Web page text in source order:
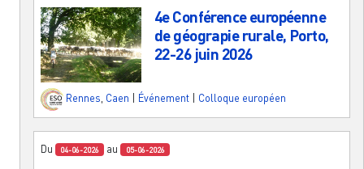
4e Conférence européenne
de géograpie rurale, Porto,
22-26 juin 2026
Rennes Caen Événement Colloque européen
Du 04-06-2026 au 05-06-2026